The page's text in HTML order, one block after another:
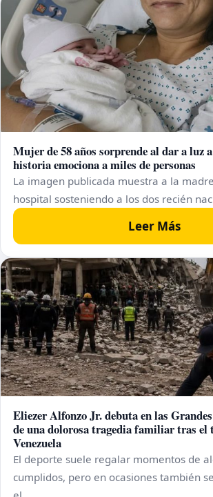
Mujer de 58 años sorprende al dar a luz
historia emociona a miles de personas
La imagen publicada muestra a la
hospital sosteniendo a los dos recién
Leer Más
Eliezer Alfonzo Jr. debuta en las
de una dolorosa tragedia familiar tras el
Venezuela
El deporte suele regalar momentos de
cumplidos, pero en ocasiones también